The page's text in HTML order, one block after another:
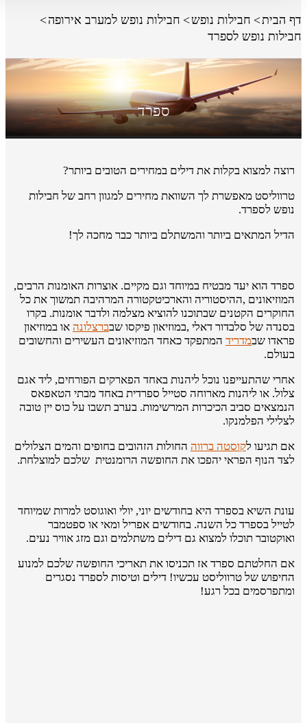
דף הבית חבילות נופש
חבילות נופש למערב אירופה
חבילות נופש לספרד
ספרד
רוצה למצוא בקלות את דילים במחירים הטובים ביותר?
טרווליסט מאפשרת לך השוואת מחירים למגוון רחב של חבילות
נופש לספרד.
הדיל המתאים ביותר והמשתלם ביותר כבר מחכה לך!
ספרד הוא יעד מבטיח במיוחד וגם מקיים. אוצרות האומנות הרבים,
המוזיאונים ,ההיסטוריה והארכיטקטורה המרהיבה תמשוך את כל
החוקרים הקטנים שבתוכנו להוציא מצלמה ולדבר אומנות. בקרו
בסנדה של סלבדור דאלי ,במוזיאון פיקסו שבברצלונה או במוזיאון
פראדו שבמדריד המתפקד כאחד המוזיאונים העשירים והחשובים
בעולם.
אחרי שהתעייפנו נוכל ליהנות באחד הפארקים הפורחים, ליד אגם
צלול. או ליהנות מארוחה סטייל ספרדית באחד מבתי הטאפאס
הנמצאים סביב הכיכרות המרשימות. בערב תשבו על כוס יין טובה
לצלילי הפלמנקו.
אם תגיעו לקוסטה ברווה החולות הזהובים בחופים והמים הצלולים
לצד הנוף הפראי יהפכו את החופשה הרומנטית שלכם למוצלחת.
עונת השיא בספרד היא בחודשים יוני, יולי ואוגוסט למרות שמיוחד
לטייל בספרד כל השנה. בחודשים אפריל ומאי או ספטמבר
ואוקטובר תוכלו למצוא גם דילים משתלמים וגם מזג אוויר נעים.
אם החלטתם ספרד אז תכניסו את תאריכי החופשה שלכם למנוע
החיפוש של טרווליסט עכשיו! דילים וטיסות לספרד נסגרים
ומתפרסמים בכל רגע!